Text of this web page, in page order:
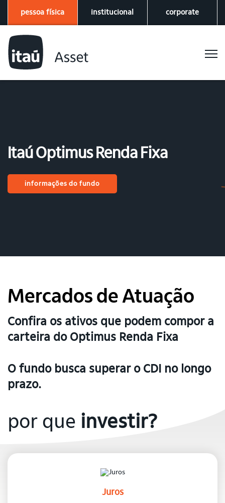
pessoa física institucional corporate
Itaú Optimus Renda Fixa
informações do fundo
Mercados de Atuação
Confira os ativos que podem compor a
carteira do Optimus Renda Fixa
O fundo busca superar o CDI no longo
prazo.
por que investir?
Juros